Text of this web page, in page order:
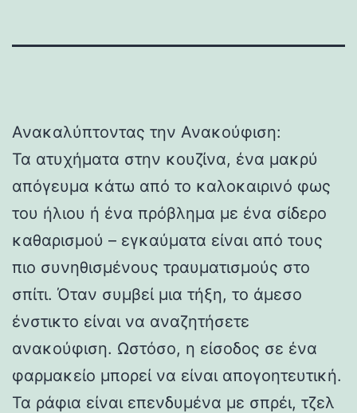
Ανακαλύπτοντας την Ανακούφιση:
Τα ατυχήματα στην κουζίνα, ένα μακρύ
απόγευμα κάτω από το καλοκαιρινό φως
του ήλιου ή ένα πρόβλημα με ένα σίδερο
καθαρισμού – εγκαύματα είναι από τους
πιο συνηθισμένους τραυματισμούς στο
σπίτι. Όταν συμβεί μια τήξη, το άμεσο
ένστικτο είναι να αναζητήσετε
ανακούφιση. Ωστόσο, η είσοδος σε ένα
φαρμακείο μπορεί να είναι απογοητευτική.
Τα ράφια είναι επενδυμένα με σπρέι, τζελ